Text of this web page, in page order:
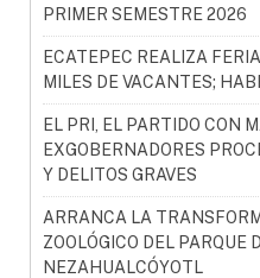
PRIMER SEMESTRE 2026
ECATEPEC REALIZA
MILES DE VACANTES;
EL PRI, EL PARTIDO CON
EXGOBERNADORES
Y DELITOS GRAVES
ARRANCA LA
ZOOLÓGICO DEL PARQUE
NEZAHUALCÓYOTL